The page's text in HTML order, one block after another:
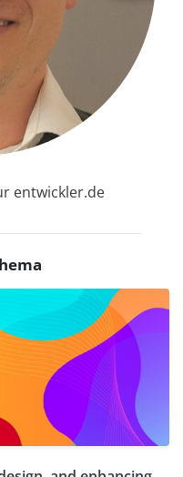
entwickler.de